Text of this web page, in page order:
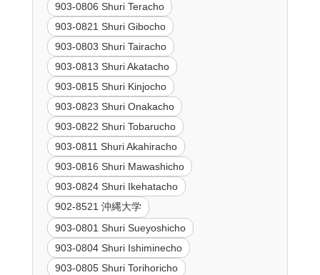
903-0806 Shuri Teracho
903-0821 Shuri Gibocho
903-0803 Shuri Tairacho
903-0813 Shuri Akatacho
903-0815 Shuri Kinjocho
903-0823 Shuri Onakacho
903-0822 Shuri Tobarucho
903-0811 Shuri Akahiracho
903-0816 Shuri Mawashicho
903-0824 Shuri Ikehatacho
902-8521 沖縄大学
903-0801 Shuri Sueyoshicho
903-0804 Shuri Ishiminecho
903-0805 Shuri Torihoricho